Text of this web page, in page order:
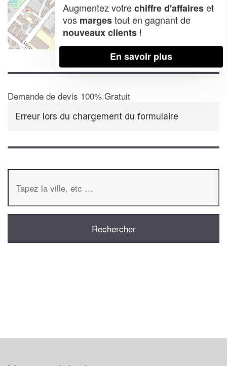
Leaflet| Map data ©OpenStreetMap contributors,CC-BY-SA
Demande de devis 100% Gratuit
Erreur lors du chargement du formulaire
Augmentez votrechiffre d'affaireset
vos margestout en gagnant de
nouveaux clients !
En savoir plus